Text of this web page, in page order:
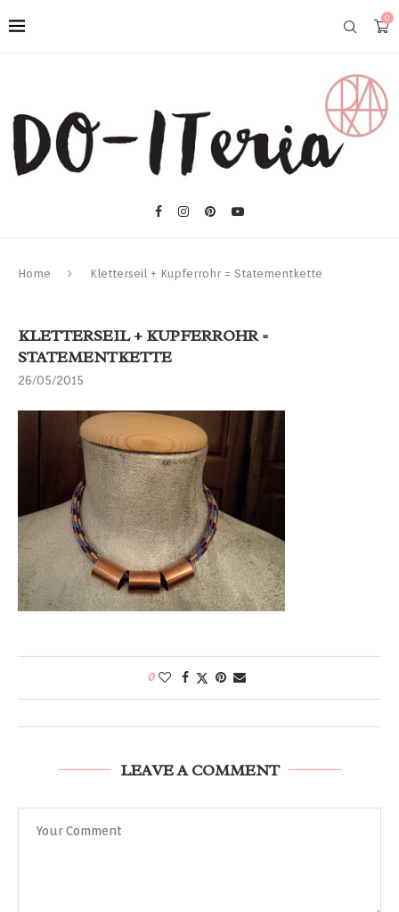
0
Home Kletterseil + Kupferrohr = Statementkette
KLETTERSEIL + KUPFERROHR =
STATEMENTKETTE
26/05/2015
0
LEAVE A COMMENT